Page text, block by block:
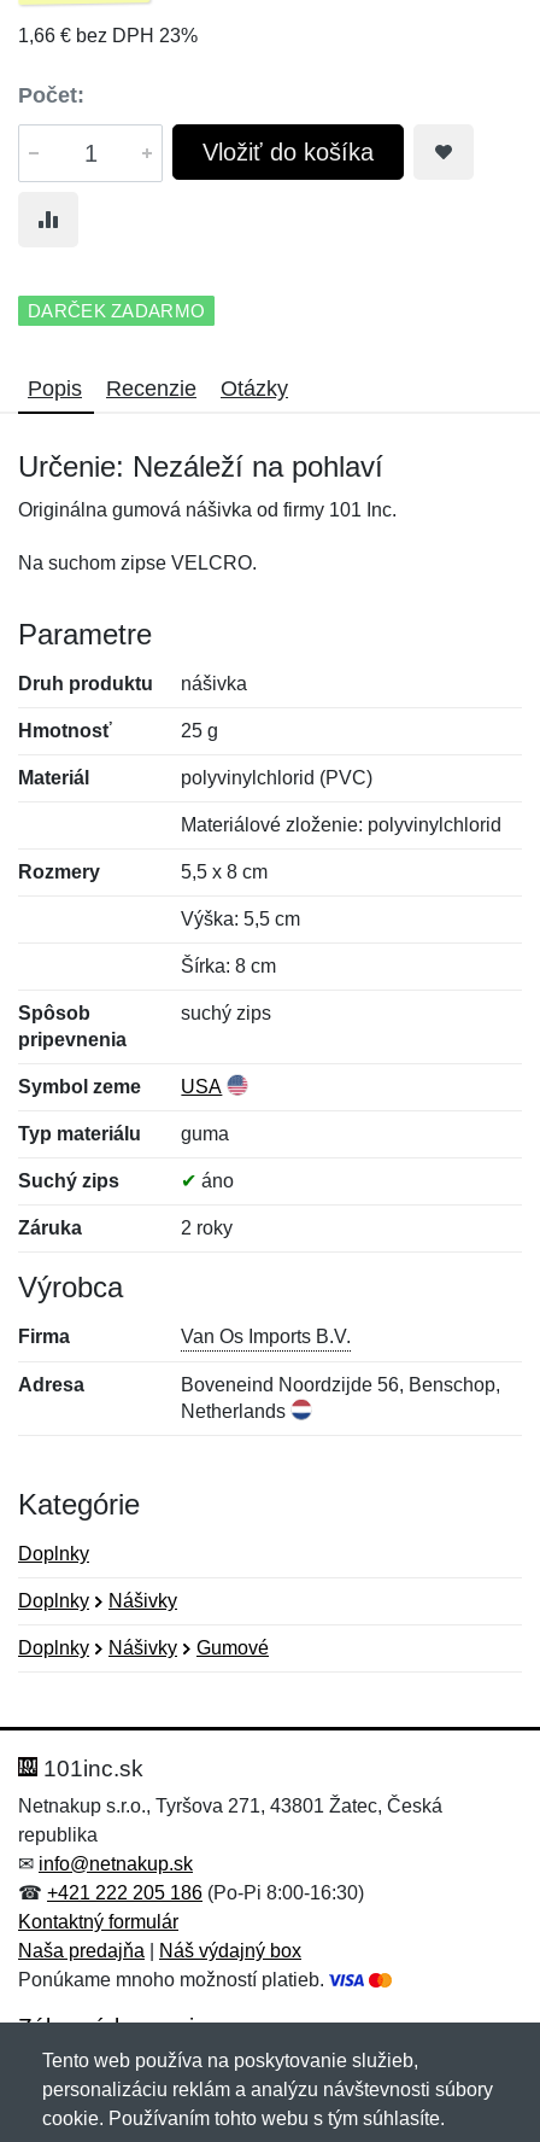
1,66 € bez DPH 23%
Počet:
Vložiť do košíka
DARČEK ZADARMO
Popis Recenzie Otázky
Určenie: Nezáleží na pohlaví
Originálna gumová nášivka od firmy 101 Inc.
Na suchom zipse VELCRO.
Parametre
Druh produktu nášivka
Hmotnosť 25 g
Materiál polyvinylchlorid (PVC)
Materiálové zloženie: polyvinylchlorid
Rozmery 5,5 x 8 cm
Výška: 5,5 cm
Šírka: 8 cm
Spôsob
pripevnenia
suchý zips
Symbol zeme USA
Typ materiálu guma
Suchý zips ✔ áno
Záruka 2 roky
Výrobca
Firma Van Os Imports B.V.
Adresa
Boveneind Noordzijde 56, Benschop,
Netherlands
Kategórie
Doplnky
Doplnky Nášivky
Doplnky Nášivky Gumové
Hodnotenie:
Meno:*
E-mail:
Správa*
Meno:
E-mail:*
Správa*
101inc.sk
Netnakup s.r.o., Tyršova 271, 43801 Žatec, Česká
republika
✉ info@netnakup.sk
☎ +421 222 205 186 (Po-Pi 8:00-16:30)
Kontaktný formulár
Naša predajňa
Náš výdajný box
Ponúkame mnoho možností platieb.
Zákaznícky servis
Novinky emailom
Tento web používa na poskytovanie služieb,
personalizáciu reklám a analýzu návštevnosti súbory
cookie. Používaním tohto webu s tým súhlasíte.